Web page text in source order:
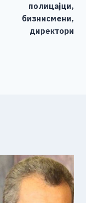
k
полицајци,
бизнисмени,
директори